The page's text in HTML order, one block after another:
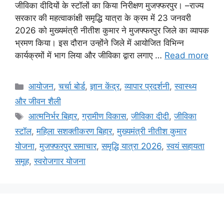
जीविका दीदियों के स्टॉलों का किया निरीक्षण मुजफ्फरपुर। –राज्य
सरकार की महत्वाकांक्षी समृद्धि यात्रा के क्रम में 23 जनवरी
2026 को मुख्यमंत्री नीतीश कुमार ने मुजफ्फरपुर जिले का व्यापक
भ्रमण किया। इस दौरान उन्होंने जिले में आयोजित विभिन्न
कार्यक्रमों में भाग लिया और जीविका द्वारा लगाए … Read more
आयोजन,चर्चा बोर्ड,ज्ञान केंद्र,व्यापार प्रदर्शनी,स्वास्थ्य
और जीवन शैली
आत्मनिर्भर बिहार,ग्रामीण विकास,जीविका दीदी,जीविका
स्टॉल,महिला सशक्तीकरण बिहार,मुख्यमंत्री नीतीश कुमार
योजना,मुजफ्फरपुर समाचार,समृद्धि यात्रा 2026,स्वयं सहायता
समूह,स्वरोजगार योजना